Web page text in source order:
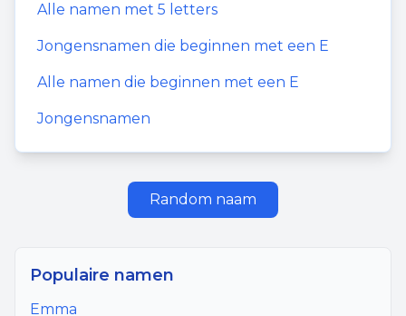
Alle namen met 5 letters
Jongensnamen die beginnen met een E
Alle namen die beginnen met een E
Jongensnamen
Random naam
Populaire namen
Emma